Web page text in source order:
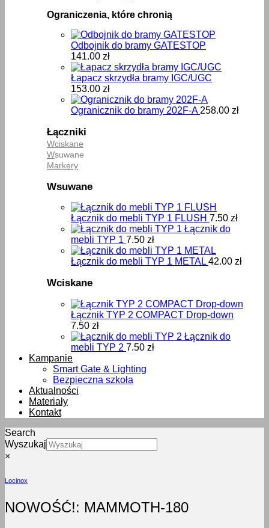
Ograniczenia, które chronią
Odbojnik do bramy GATESTOP
141.00 zł
Łapacz skrzydła bramy IGC/UGC
153.00 zł
Ogranicznik do bramy 202F-A 258.00 zł
Łączniki
Wciskane
Wsuwane
Markery
Wsuwane
Łącznik do mebli TYP 1 FLUSH 7.50 zł
Łącznik do
mebli TYP 1 7.50 zł
Łącznik do mebli TYP 1 METAL 42.00 zł
Wciskane
Łącznik TYP 2 COMPACT Drop-down
7.50 zł
Łącznik do
mebli TYP 2 7.50 zł
Kampanie
Smart Gate & Lighting
Bezpieczna szkoła
Aktualności
Materiały
Kontakt
Search
Wyszukaj
×
Locinox
NOWOŚĆ!: MAMMOTH-180